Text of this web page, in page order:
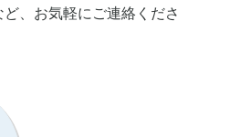
、お気軽にご連絡くださ